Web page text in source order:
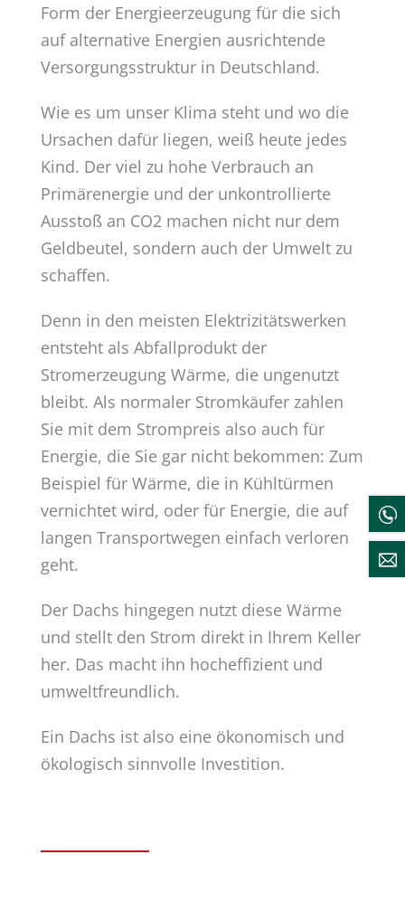
Form der Energieerzeugung für die sich
auf alternative Energien ausrichtende
Versorgungsstruktur in Deutschland.
Wie es um unser Klima steht und wo die
Ursachen dafür liegen, weiß heute jedes
Kind. Der viel zu hohe Verbrauch an
Primärenergie und der unkon­trollierte
Ausstoß an CO2 machen nicht nur dem
Geldbeutel, sondern auch der Umwelt zu
schaffen.
Denn in den meisten Elektrizitätswerken
entsteht als Abfallprodukt der
Stromerzeugung Wärme, die ungenutzt
bleibt. Als normaler Stromkäufer zahlen
Sie mit dem Strompreis also auch für
Energie, die Sie gar nicht bekommen: Zum
Beispiel für Wärme, die in Kühltürmen
vernichtet wird, oder für Energie, die auf
langen Transportwegen einfach verloren
geht.
Der Dachs hingegen nutzt diese Wärme
und stellt den Strom direkt in Ihrem Keller
her. Das macht ihn hocheffizient und
umweltfreundlich.
Ein Dachs ist also eine ökonomisch und
ökologisch sinnvolle Investition.